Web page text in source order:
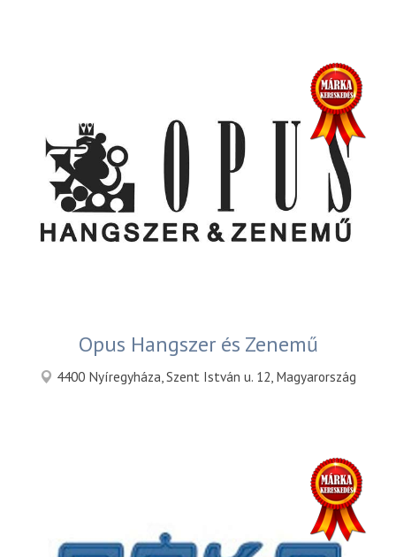
Opus Hangszer és Zenemű
4400 Nyíregyháza, Szent István u. 12, Magyarország